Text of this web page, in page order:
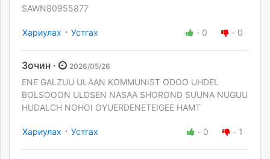
SAWN80955877
Хариулах · Устгах - 0 - 0
Зочин · 2026/05/26
ENE GALZUU ULAAN KOMMUNIST ODOO UHDEL
BOLSOOON ULDSEN NASAA SHOROND SUUNA NUGUU
HUDALCH NOHOI OYUERDENETEIGEE HAMT
Хариулах · Устгах - 0 - 1